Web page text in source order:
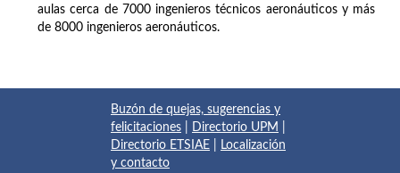
aulas cerca de 7000 ingenieros técnicos aeronáuticos y más
de 8000 ingenieros aeronáuticos.
Buzón de quejas, sugerencias y
felicitaciones
Directorio UPM
Directorio ETSIAE
Localización
y contacto